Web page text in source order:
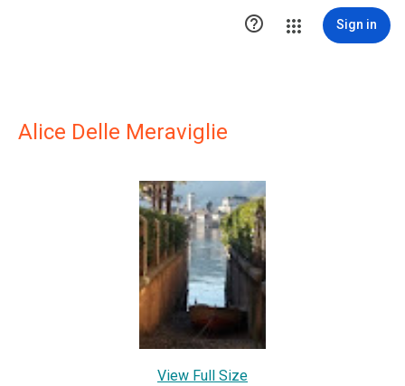
 Sign in
Alice Delle Meraviglie
View Full Size